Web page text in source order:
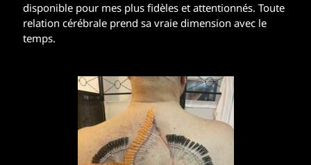
disponible pour mes plus fidèles et attentionnés. Toute
relation cérébrale prend sa vraie dimension avec le
temps.